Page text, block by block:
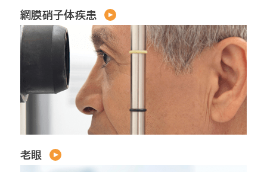
網膜硝子体疾患
老眼